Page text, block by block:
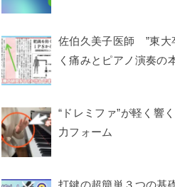
佐伯久美子医師 ”東大
く痛みとピアノ演奏の
“ドレミファ”が軽く響
力フォーム